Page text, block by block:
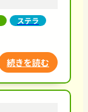
ステラ
続きを読む